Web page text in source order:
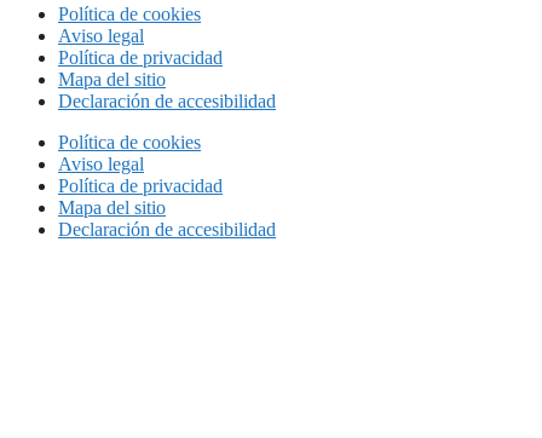
Política de cookies
Aviso legal
Política de privacidad
Mapa del sitio
Declaración de accesibilidad
Política de cookies
Aviso legal
Política de privacidad
Mapa del sitio
Declaración de accesibilidad